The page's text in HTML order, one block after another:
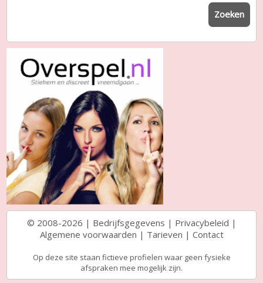
Zoeken
© 2008-2026 | Bedrijfsgegevens | Privacybeleid |
Algemene voorwaarden | Tarieven | Contact
Op deze site staan fictieve profielen waar geen fysieke
afspraken mee mogelijk zijn.